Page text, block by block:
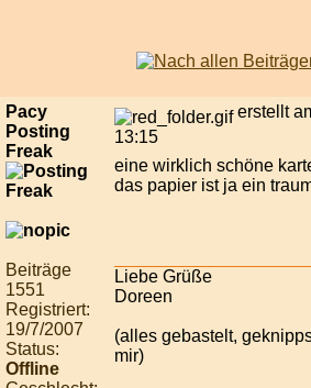
Pacy
Posting
Freak
Beiträge
1551
Registriert:
19/7/2007
Status:
Offline
erstellt
13:15
eine wirklich schöne
das papier ist ja ein
Liebe Grüße
Doreen
(alles gebastelt,
mir)